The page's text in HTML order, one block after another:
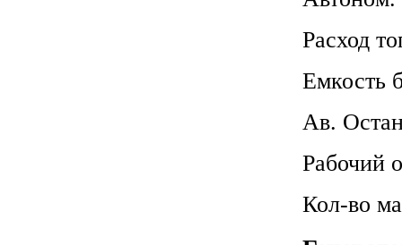
Расход
Емкость
Ав.
Рабочий
Кол-во